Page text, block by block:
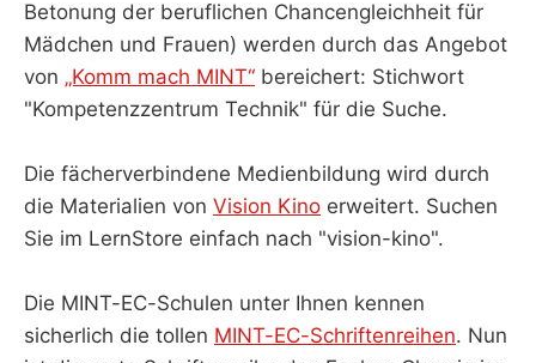
Betonung der beruflichen Chancengleichheit für
Mädchen und Frauen) werden durch das Angebot
von „Komm mach MINT“ bereichert: Stichwort
"Kompetenzzentrum Technik" für die Suche.
Die fächerverbindene Medienbildung wird durch
die Materialien von Vision Kino erweitert. Suchen
Sie im LernStore einfach nach "vision-kino".
Die MINT-EC-Schulen unter Ihnen kennen
sicherlich die tollen MINT-EC-Schriftenreihen. Nun